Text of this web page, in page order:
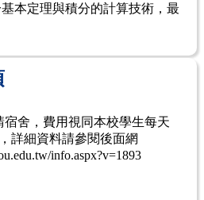
本定理與積分的計算技術，最
舍，費用視同本校學生每天
詳細資料請參閱後面網
info.aspx?v=1893